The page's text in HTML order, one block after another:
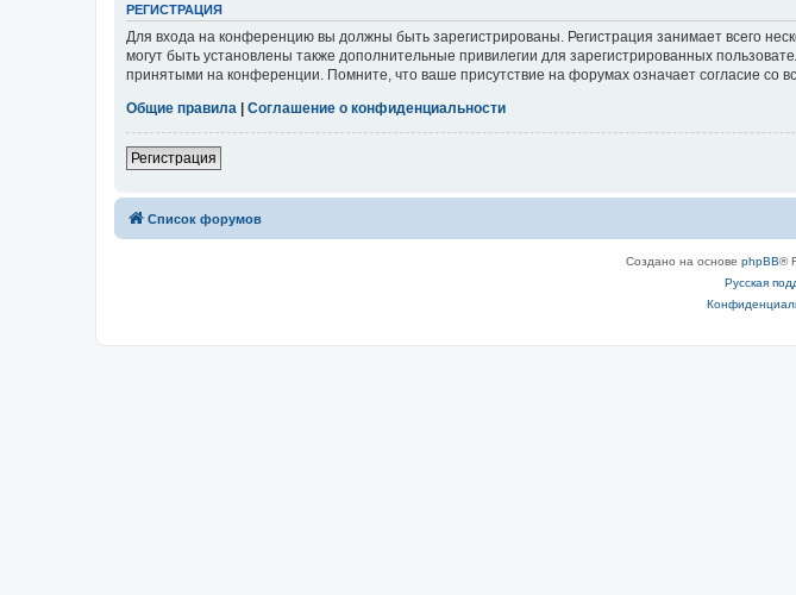
РЕГИСТРАЦИЯ
Для входа на конференцию вы должны быть зарегистрированы. Регистрация занимает всего
могут быть установлены также дополнительные привилегии для зарегистрированных
принятыми на конференции. Помните, что ваше присутствие на форумах означает согласие со
Общие правила
Соглашение о конфиденциальности
Регистрация
Список форумов
Создано на основе phpBB®
Русская